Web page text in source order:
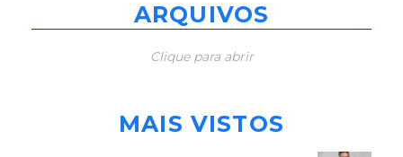
ARQUIVOS
Clique para abrir
MAIS VISTOS